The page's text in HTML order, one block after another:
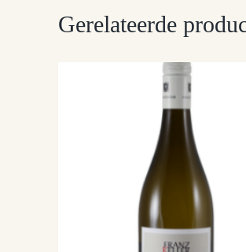
Gerelateerde